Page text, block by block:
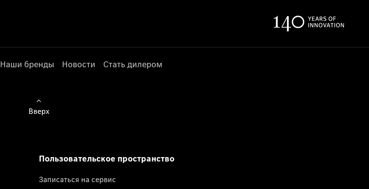
Наши бренды Новости Стать дилером
Вверх
Пользовательское пространство
Записаться на сервис